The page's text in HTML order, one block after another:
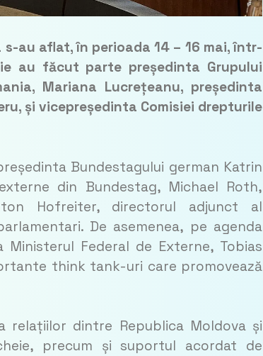
au aflat, în perioada 14 – 16 mai, într-
au făcut parte președinta Grupului
Mariana Lucrețeanu, președinta
și vicepreședinta Comisiei drepturile
Bundestagului german Katrin
din Bundestag, Michael Roth,
Hofreiter, directorul adjunct al
De asemenea, pe agenda
Federal de Externe, Tobias
think tank-uri care promovează
dintre Republica Moldova și
precum și suportul acordat de